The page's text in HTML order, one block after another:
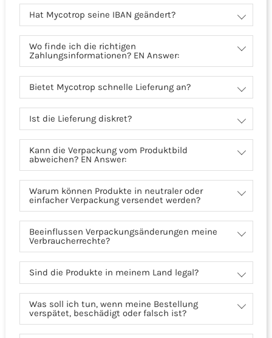
Hat Mycotrop seine IBAN geändert?
Wo finde ich die richtigen
Zahlungsinformationen? EN Answer:
Bietet Mycotrop schnelle Lieferung an?
Ist die Lieferung diskret?
Kann die Verpackung vom Produktbild
abweichen? EN Answer:
Warum können Produkte in neutraler oder
einfacher Verpackung versendet werden?
Beeinflussen Verpackungsänderungen meine
Verbraucherrechte?
Sind die Produkte in meinem Land legal?
Was soll ich tun, wenn meine Bestellung
verspätet, beschädigt oder falsch ist?